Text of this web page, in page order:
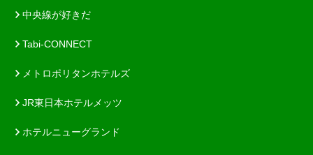
中央線が好きだ
Tabi-CONNECT
メトロポリタンホテルズ
JR東日本ホテルメッツ
ホテルニューグランド